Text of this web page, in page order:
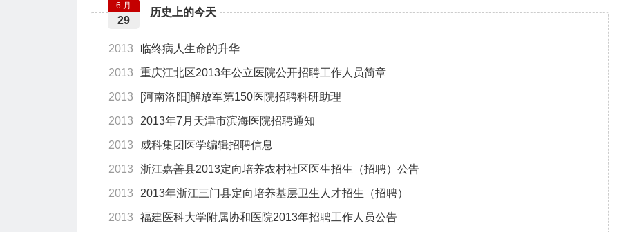
历史上的今天
6 月
29
2013 临终病人生命的升华
2013 重庆江北区2013年公立医院公开招聘工作人员简章
2013 [河南洛阳]解放军第150医院招聘科研助理
2013 2013年7月天津市滨海医院招聘通知
2013 威科集团医学编辑招聘信息
2013 浙江嘉善县2013定向培养农村社区医生招生（招聘）公告
2013 2013年浙江三门县定向培养基层卫生人才招生（招聘）
2013 福建医科大学附属协和医院2013年招聘工作人员公告